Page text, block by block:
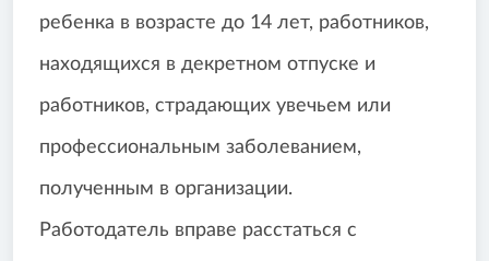
ребенка в возрасте до 14 лет, работников,
находящихся в декретном отпуске и
работников, страдающих увечьем или
профессиональным заболеванием,
полученным в организации.
Работодатель вправе расстаться с